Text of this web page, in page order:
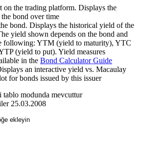
on the trading platform. Displays the
bond over time
bond. Displays the historical yield of the
yield shown depends on the bond and
following: YTM (yield to maturity), YTC
(yield to put). Yield measures
in the Bond Calculator Guide
an interactive yield vs. Macaulay
for bonds issued by this issuer
tablo modunda mevcuttur
25.03.2008
ekleyin